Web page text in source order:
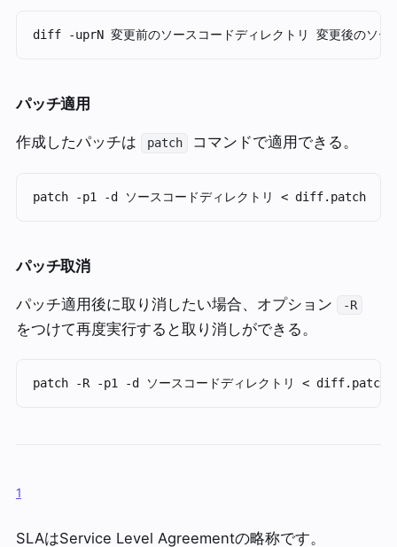
パッチ適用
作成したパッチは patch コマンドで適用できる。
パッチ取消
パッチ適用後に取り消したい場合、オプション -R
をつけて再度実行すると取り消しができる。
1
SLAはService Level Agreementの略称です。